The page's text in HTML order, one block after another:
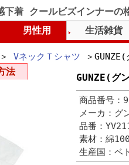
下着 クールビズインナーの
VネックＴシャツ ＞
GUNZE(グ
商品番号：
メーカ：グ
品番：
素材：綿
生産国：ベ
法
男性用 生活雑貨